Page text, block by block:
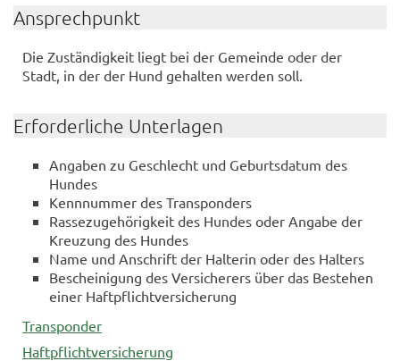
Ansprechpunkt
Die Zuständigkeit liegt bei der Gemeinde oder der
Stadt, in der der Hund gehalten werden soll.
Erforderliche Unterlagen
Angaben zu Geschlecht und Geburtsdatum des
Hundes
Kennnummer des Transponders
Rassezugehörigkeit des Hundes oder Angabe der
Kreuzung des Hundes
Name und Anschrift der Halterin oder des Halters
Bescheinigung des Versicherers über das Bestehen
einer Haftpflichtversicherung
Transponder
Haftpflichtversicherung